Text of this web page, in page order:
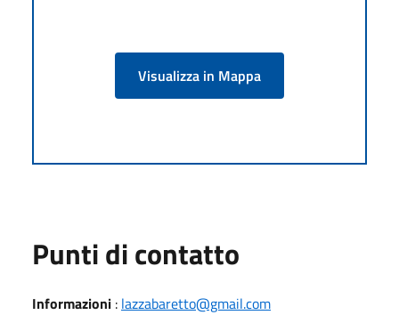
Visualizza in Mappa
Punti di contatto
Informazioni : lazzabaretto@gmail.com